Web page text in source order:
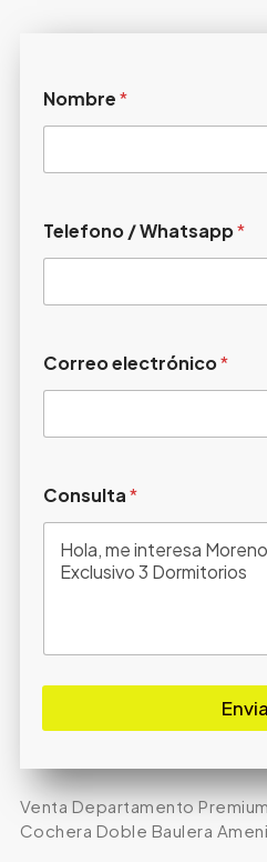
Nombre*
Telefono / Whatsapp*
Correo electrónico*
Consulta*
Venta Departamento
Cochera Doble Baulera